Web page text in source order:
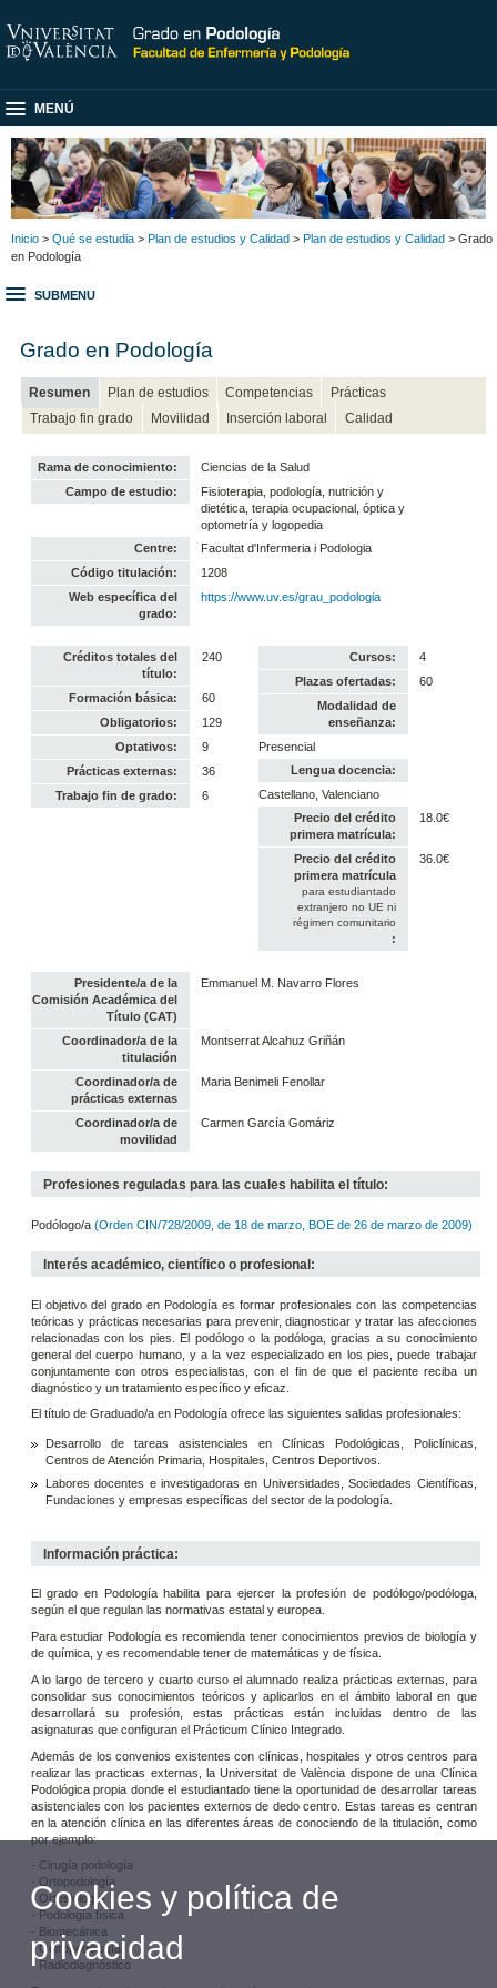
MENÚ
Inicio > Qué se estudia > Plan de estudios y Calidad > Plan de estudios y Calidad > Grado
en Podología
SUBMENU
Grado en Podología
Resumen Plan de estudios Competencias
Prácticas
Trabajo fin grado
Movilidad Inserción laboral Calidad
Rama de conocimiento:
Ciencias de la Salud
Campo de estudio:
Fisioterapia, podología, nutrición y
dietética, terapia ocupacional, óptica y
optometría y logopedia
Centre:
Facultat d'Infermeria i Podologia
Código titulación:
1208
Web específica del
grado:
https://www.uv.es/grau_podologia
Créditos totales del
título:
240
Formación básica:
60
Obligatorios:
129
Optativos:
9
Prácticas externas:
36
Trabajo fin de grado:
6
Cursos:
4
Plazas ofertadas:
60
Modalidad de
enseñanza:
Presencial
Lengua docencia:
Castellano, Valenciano
Precio del crédito
primera matrícula:
18.0€
Precio del crédito
primera matrícula
para estudiantado
extranjero no UE ni
régimen comunitario
:
36.0€
Presidente/a de la
Comisión Académica del
Título (CAT)
Emmanuel M. Navarro Flores
Coordinador/a de la
titulación
Montserrat Alcahuz Griñán
Coordinador/a de
prácticas externas
Maria Benimeli Fenollar
Coordinador/a de
movilidad
Carmen García Gomáriz
Profesiones reguladas para las cuales habilita el título:
Podólogo/a (Orden CIN/728/2009, de 18 de marzo, BOE de 26 de marzo de 2009)
Interés académico, científico o profesional:
El objetivo del grado en Podología es formar profesionales con las competencias
teóricas y prácticas necesarias para prevenir, diagnosticar y tratar las afecciones
relacionadas con los pies. El podólogo o la podóloga, gracias a su conocimiento
general del cuerpo humano, y a la vez especializado en los pies, puede trabajar
conjuntamente con otros especialistas, con el fin de que el paciente reciba un
diagnóstico y un tratamiento específico y eficaz.
El título de Graduado/a en Podología ofrece las siguientes salidas profesionales:
Desarrollo de tareas asistenciales en Clínicas Podológicas, Policlínicas,
Centros de Atención Primaria, Hospitales, Centros Deportivos.
Labores docentes e investigadoras en Universidades, Sociedades Científicas,
Fundaciones y empresas específicas del sector de la podología.
Información práctica:
El grado en Podología habilita para ejercer la profesión de podólogo/podóloga,
según el que regulan las normativas estatal y europea.
Para estudiar Podología es recomienda tener conocimientos previos de biología y
de química, y es recomendable tener de matemáticas y de física.
A lo largo de tercero y cuarto curso el alumnado realiza prácticas externas, para
consolidar sus conocimientos teóricos y aplicarlos en el ámbito laboral en que
desarrollará su profesión, estas prácticas están incluidas dentro de las
asignaturas que configuran el Prácticum Clínico Integrado.
Además de los convenios existentes con clínicas, hospitales y otros centros para
realizar las practicas externas, la Universitat de València dispone de una Clínica
Podológica propia donde el estudiantado tiene la oportunidad de desarrollar tareas
asistenciales con los pacientes externos de dedo centro. Estas tareas es centran
en la atención clínica en las diferentes áreas de conociendo de la titulación, como
por ejemplo:
- Cirugía podología
- Ortopodología
- Ortesiología
- Podología física
- Biomecánica
- Quiropodología
- Radiodiagnóstico
Cookies y política de
privacidad